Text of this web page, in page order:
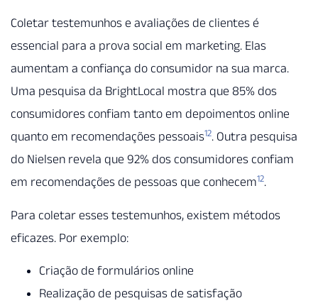
Coletar testemunhos e avaliações de clientes é
essencial para a prova social em marketing. Elas
aumentam a confiança do consumidor na sua marca.
Uma pesquisa da BrightLocal mostra que 85% dos
consumidores confiam tanto em depoimentos online
quanto em recomendações pessoais12. Outra pesquisa
do Nielsen revela que 92% dos consumidores confiam
em recomendações de pessoas que conhecem12.
Para coletar esses testemunhos, existem métodos
eficazes. Por exemplo:
Criação de formulários online
Realização de pesquisas de satisfação